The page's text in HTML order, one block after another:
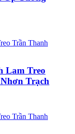
Lam Treo
Trạch